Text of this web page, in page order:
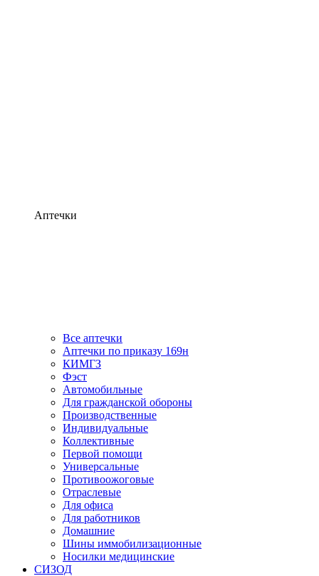
Аптечки
Все аптечки
Аптечки по приказу 169н
КИМГЗ
Фэст
Автомобильные
Для гражданской обороны
Производственные
Индивидуальные
Коллективные
Первой помощи
Универсальные
Противоожоговые
Отраслевые
Для офиса
Для работников
Домашние
Шины иммобилизационные
Носилки медицинские
СИЗОД